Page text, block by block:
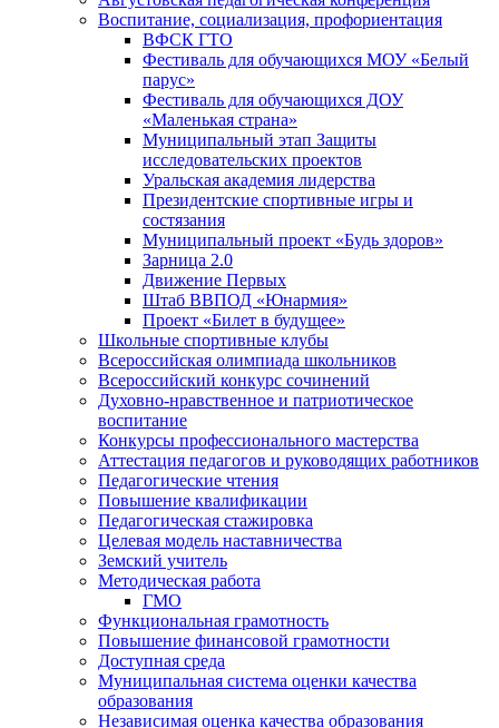
Воспитание, социализация, профориентация
ВФСК ГТО
Фестиваль для обучающихся МОУ «Белый
парус»
Фестиваль для обучающихся ДОУ
«Маленькая страна»
Муниципальный этап Защиты
исследовательских проектов
Уральская академия лидерства
Президентские спортивные игры и
состязания
Муниципальный проект «Будь здоров»
Зарница 2.0
Движение Первых
Штаб ВВПОД «Юнармия»
Проект «Билет в будущее»
Школьные спортивные клубы
Всероссийская олимпиада школьников
Всероссийский конкурс сочинений
Духовно-нравственное и патриотическое
воспитание
Конкурсы профессионального мастерства
Аттестация педагогов и руководящих работников
Педагогические чтения
Повышение квалификации
Педагогическая стажировка
Целевая модель наставничества
Земский учитель
Методическая работа
ГМО
Функциональная грамотность
Повышение финансовой грамотности
Доступная среда
Муниципальная система оценки качества
образования
Независимая оценка качества образования